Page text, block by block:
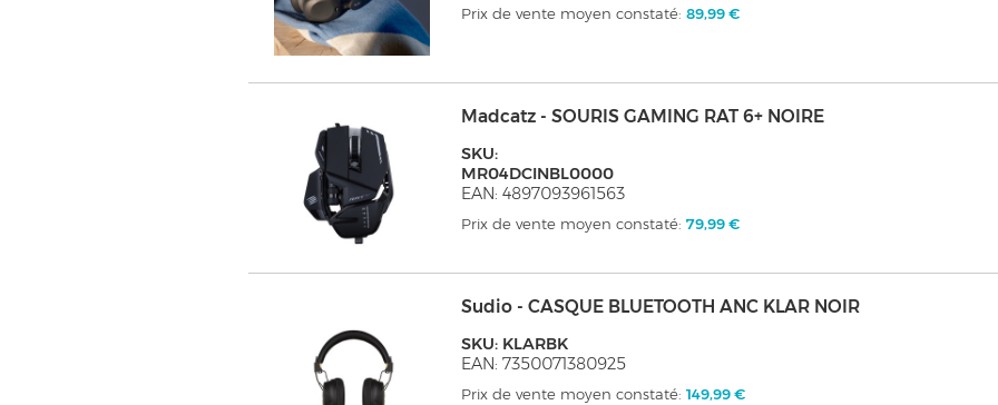
Prix de vente moyen constaté:89,99 €
Madcatz - SOURIS GAMING RAT 6+ NOIRE
SKU:
MR04DCINBL0000
EAN: 4897093961563
Prix de vente moyen constaté:79,99 €
Sudio - CASQUE BLUETOOTH ANC KLAR NOIR
SKU: KLARBK
EAN: 7350071380925
Prix de vente moyen constaté:149,99 €